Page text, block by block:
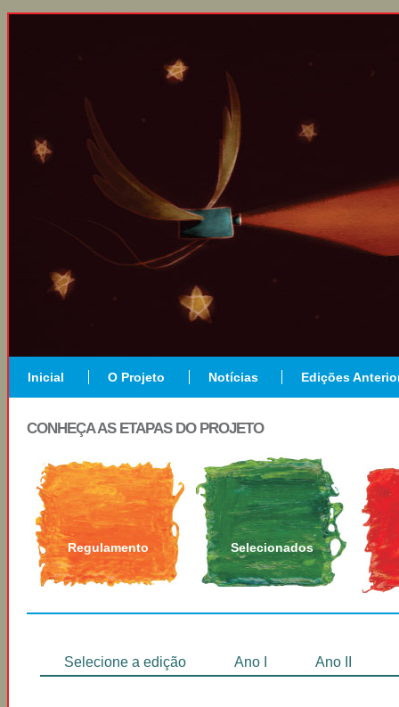
Inicial O Projeto Notícias Edições
CONHEÇA AS ETAPAS DO PROJETO
Regulamento Selecionados
Selecione a edição Ano I Ano II